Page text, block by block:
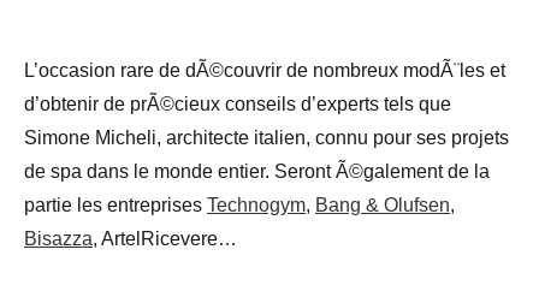
L’occasion rare de dÃ©couvrir de nombreux modÃ¨les et
d’obtenir de prÃ©cieux conseils d’experts tels que
Simone Micheli, architecte italien, connu pour ses projets
de spa dans le monde entier. Seront Ã©galement de la
partie les entreprises Technogym, Bang & Olufsen,
Bisazza, ArtelRicevere…